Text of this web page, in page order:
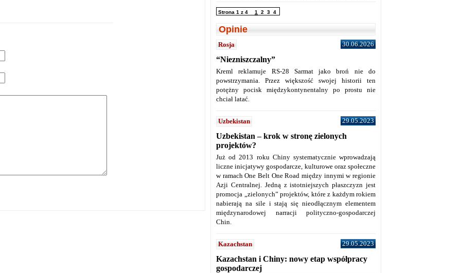
Strona 1 z 4 1 2 3 4
Opinie
Rosja 30.06.2026
“Niezniszczalny”
Kreml reklamuje RS-28 Sarmat jako broń nie do
powstrzymania. Przez większość swojej historii ten
potężny pocisk międzykontynentalny po prostu nie
chciał latać.
Uzbekistan 29.05.2023
Uzbekistan – krok w stronę zielonych
projektów?
Już od 2013 roku Chiny systematycznie wprowadzają
liczne inicjatywy gospodarcze, kulturowe oraz społeczne
w ramach One Belt One Road między innymi w regionie
Azji Centralnej. Jedną z istotniejszych płaszczyzn jest
promocja „zielonych” projektów, które z każdym rokiem
nabierają na sile i stają się nieodłącznym elementem
międzynarodowej narracji polityczno-gospodarczej
Chin.
Kazachstan 29.05.2023
Kazachstan i Chiny: nowy etap współpracy
gospodarczej